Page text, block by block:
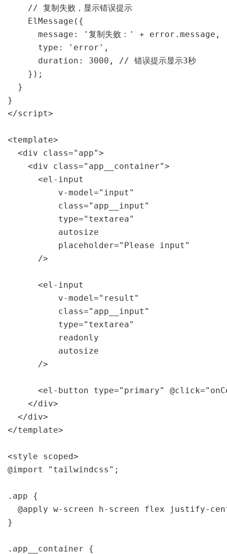
    // 复制失败，显示错误提示
    ElMessage({
      message: '复制失败：' + error.message,
      type: 'error',
      duration: 3000, // 错误提示显示3秒
    });
  }
}
</script>
<template>
  <div class="app">
    <div class="app__container">
      <el-input
          v-model="input"
          class="app__input"
          type="textarea"
          autosize
          placeholder="Please input"
      />
      <el-input
          v-model="result"
          class="app__input"
          type="textarea"
          readonly
          autosize
      />
<el-button type="primary"
    </div>
  </div>
</template>
<style scoped>
@import "tailwindcss";
.app {
@apply w-screen h-screen flex justify-
}
.app__container {